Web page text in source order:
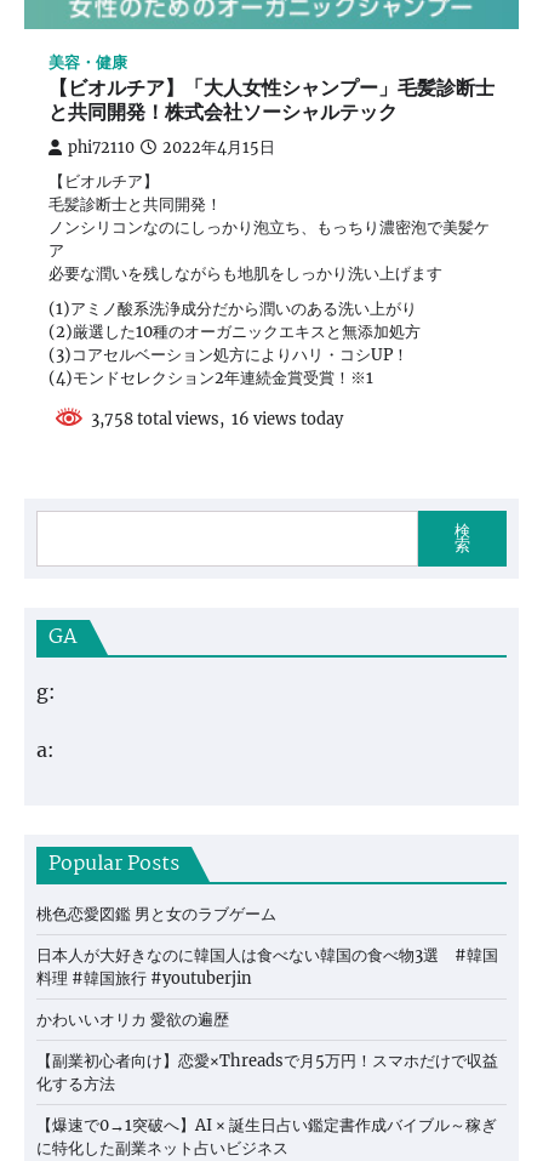
美容・健康
【ビオルチア】「大人女性シャンプー」毛髪診断士
と共同開発！株式会社ソーシャルテック
phi72110 2022年4月15日
【ビオルチア】
毛髪診断士と共同開発！
ノンシリコンなのにしっかり泡立ち、もっちり濃密泡で美髪ケ
ア
必要な潤いを残しながらも地肌をしっかり洗い上げます
(1)アミノ酸系洗浄成分だから潤いのある洗い上がり
(2)厳選した10種のオーガニックエキスと無添加処方
(3)コアセルベーション処方によりハリ・コシUP！
(4)モンドセレクション2年連続金賞受賞！※1
3,758 total views, 16 views today
検
索
GA
g:
a:
Popular Posts
桃色恋愛図鑑 男と女のラブゲーム
日本人が大好きなのに韓国人は食べない韓国の食べ物3選 #韓国
料理 #韓国旅行 #youtuberjin
かわいいオリカ 愛欲の遍歴
【副業初心者向け】恋愛×Threadsで月5万円！スマホだけで収益
化する方法
【爆速で0→1突破へ】AI × 誕生日占い鑑定書作成バイブル～稼ぎ
に特化した副業ネット占いビジネス